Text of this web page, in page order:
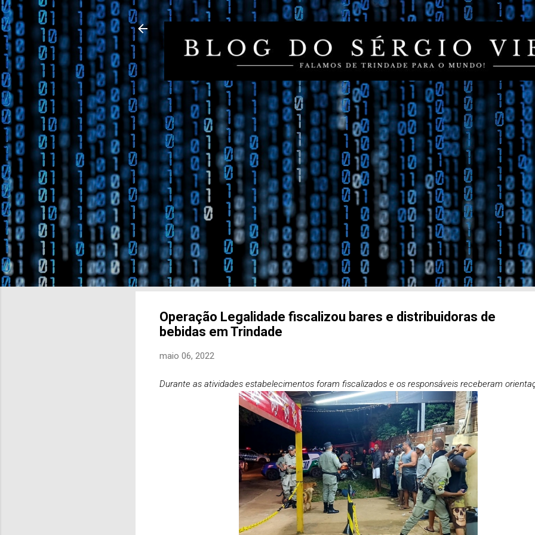
Pular para o conteúdo principal
Operação Legalidade fiscalizou bares e distribuidoras de
bebidas em Trindade
maio 06, 2022
Durante as atividades estabelecimentos foram fiscalizados e os responsáveis receberam